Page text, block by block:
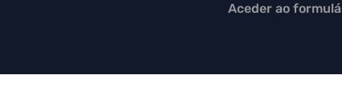
Aceder ao